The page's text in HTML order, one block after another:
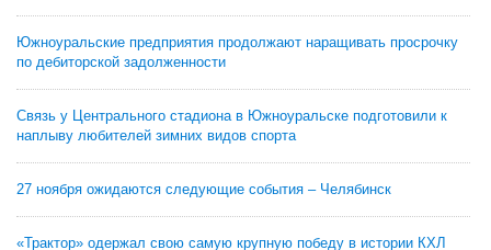
Южноуральские предприятия продолжают наращивать просрочку
по дебиторской задолженности
Связь у Центрального стадиона в Южноуральске подготовили к
наплыву любителей зимних видов спорта
27 ноября ожидаются следующие события – Челябинск
«Трактор» одержал свою самую крупную победу в истории КХЛ